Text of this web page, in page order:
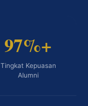
97%+
Tingkat Kepuasan
Alumni